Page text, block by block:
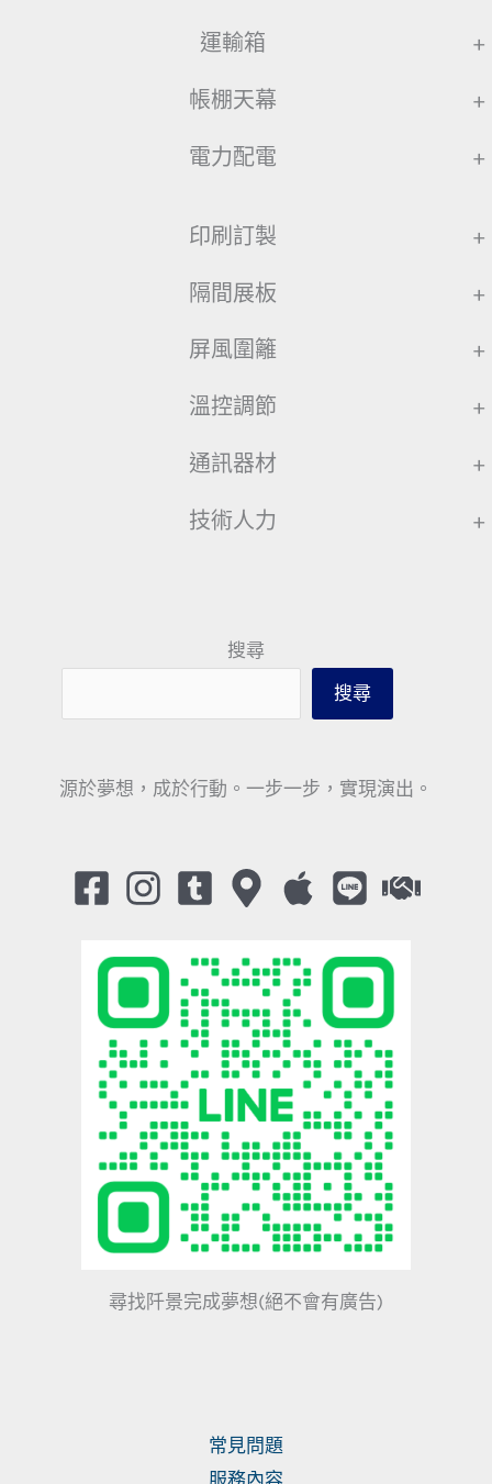
運輸箱 +
帳棚天幕 +
電力配電 +
印刷訂製 +
隔間展板 +
屏風圍籬 +
溫控調節 +
通訊器材 +
技術人力 +
搜尋
搜尋
源於夢想，成於行動。一步一步，實現演出。
尋找阡景完成夢想(絕不會有廣告)
常見問題